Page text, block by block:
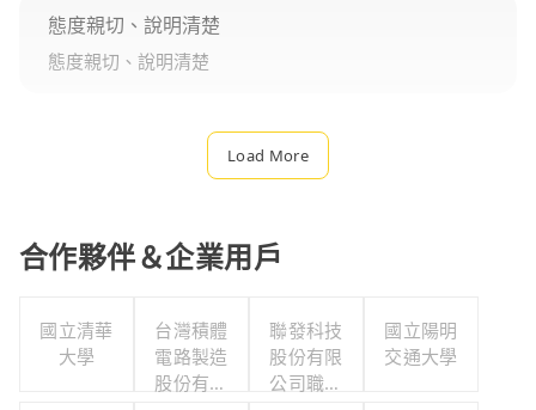
態度親切、說明清楚
態度親切、說明清楚
Load More
合作夥伴＆企業用戶
國立清華
大學
台灣積體
電路製造
股份有限
聯發科技
股份有限
公司職工
國立陽明
交通大學